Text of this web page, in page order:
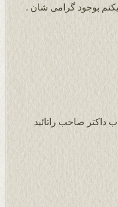
بوجود گرامی شان .
داکتر صاحب راتائید